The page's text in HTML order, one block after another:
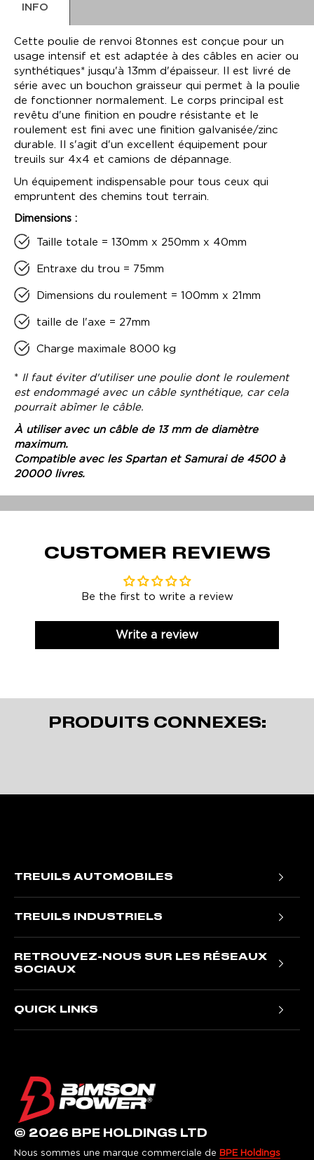
INFO
Cette poulie de renvoi 8tonnes est conçue pour un
usage intensif et est adaptée à des câbles en acier ou
synthétiques* jusqu'à 13mm d'épaisseur. Il est livré de
série avec un bouchon graisseur qui permet à la poulie
de fonctionner normalement. Le corps principal est
revêtu d'une finition en poudre résistante et le
roulement est fini avec une finition galvanisée/zinc
durable. Il s'agit d'un excellent équipement pour
treuils sur 4x4 et camions de dépannage.
Un équipement indispensable pour tous ceux qui
empruntent des chemins tout terrain.
Dimensions :
Taille totale = 130mm x 250mm x 40mm
Entraxe du trou = 75mm
Dimensions du roulement = 100mm x 21mm
taille de l'axe = 27mm
Charge maximale 8000 kg
* Il faut éviter d'utiliser une poulie dont le roulement
est endommagé avec un câble synthétique, car cela
pourrait abîmer le câble.
À utiliser avec un câble de 13 mm de diamètre
maximum.
Compatible avec les Spartan et Samurai de 4500 à
20000 livres.
CUSTOMER REVIEWS
Be the first to write a review
Write a review
PRODUITS CONNEXES:
TREUILS AUTOMOBILES
Treuils furtifs
Treuils de samouraï
Treuils Gladiateur
TREUILS INDUSTRIELS
Treuils hydrauliques NH
Treuils hydrauliques JR
RETROUVEZ-NOUS SUR LES RÉSEAUX
SOCIAUX
Instagram
QUICK LINKS
Informations sur la garantie
Avis de traitement équitable
Politique de confidentialité
© 2026 BPE HOLDINGS LTD
Nous sommes une marque commerciale de BPE Holdings